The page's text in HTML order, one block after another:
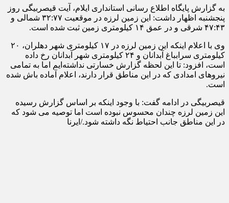
به گزارش پایگاه اطلاع رسانی استانداری ایلام، آیت قیصربیگی روز
پنجشنبه اظهار داشت: این زمین لرزه در موقعیت ۳۲:۷۷ شمالی و
۴۷:۴۳ شرقی و در عمق ۱۴ کیلومتری زمین ثبت شده است.
وی با اعلام اینکه این زمین لرزه در ۱۷ کیلومتری شهر دهلران، ۲۰
کیلومتری سرابباغ آبدانان و ۲۴ کیلومتری شهر آبدانان رخ داده
است، افزود: تا این لحظه گزارش خسارتی نداشته‌ایم اما به تمامی
نیروهای امدادی که در این مناطق قرار دارند، اعلام آماده باش شده
است.
قیصربیگی در ادامه گفت: با وجود اینکه بر اساس گزارش رسیده
این زمین لرزه چندان محسوس نبوده است اما توصیه می شود که
در این مناطق جانب احتیاط نگه داشته شود./ایرنا